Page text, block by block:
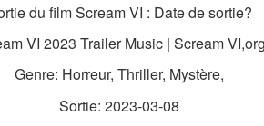
du film Scream VI : Date de sortie?
VI 2023 Trailer Music | Scream VI,org
Genre: Horreur, Thriller, Mystère,
Sortie: 2023-03-08